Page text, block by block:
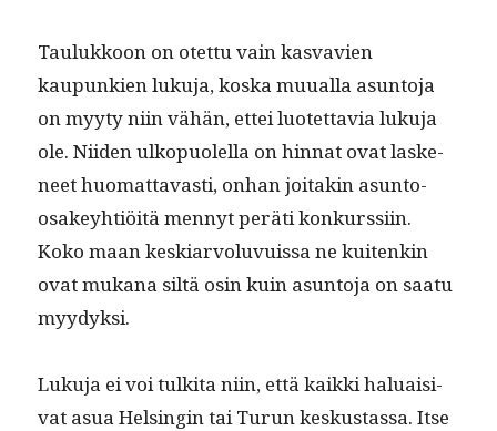
Taulukkoon on otet­tu vain kas­vavien
kaupunkien luku­ja, kos­ka muual­la asun­to­ja
on myy­ty niin vähän, ettei luotet­tavia luku­ja
ole. Niiden ulkop­uolel­la on hin­nat ovat laske­
neet huo­mat­tavasti, onhan joitakin asun­to-
osakey­htiöitä men­nyt peräti konkurssi­in.
Koko maan keskiar­volu­vuis­sa ne kuitenkin
ovat mukana siltä osin kuin asun­to­ja on saatu
myydyksi.
Luku­ja ei voi tulki­ta niin, että kaik­ki halu­aisi­
vat asua Helsin­gin tai Turun keskus­tas­sa. Itse